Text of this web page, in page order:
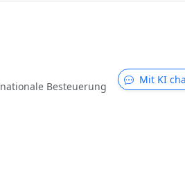
Besteuerung Mit KI